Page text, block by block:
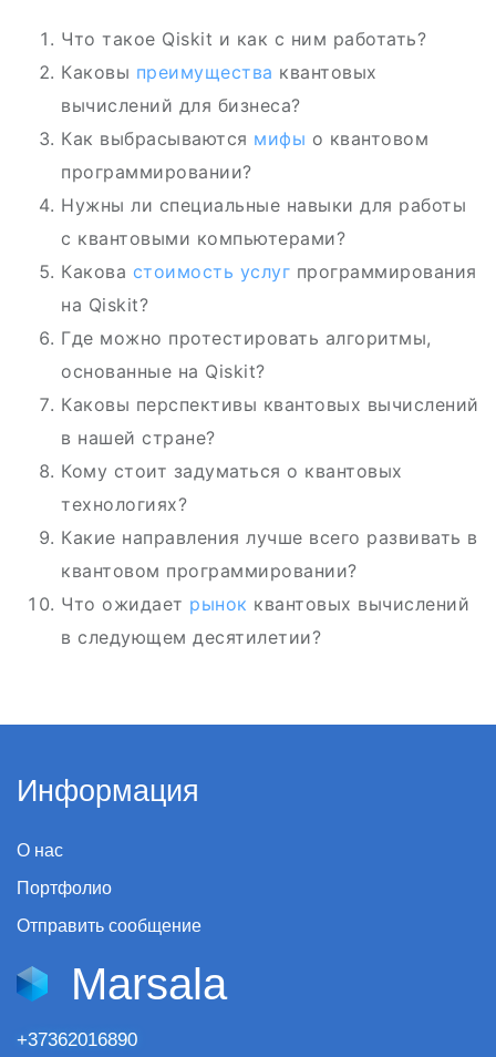
Что такое Qiskit и как с ним работать?
Каковы преимущества квантовых
вычислений для бизнеса?
Как выбрасываются мифы о квантовом
программировании?
Нужны ли специальные навыки для работы
с квантовыми компьютерами?
Какова стоимость услуг программирования
на Qiskit?
Где можно протестировать алгоритмы,
основанные на Qiskit?
Каковы перспективы квантовых вычислений
в нашей стране?
Кому стоит задуматься о квантовых
технологиях?
Какие направления лучше всего развивать в
квантовом программировании?
Что ожидает рынок квантовых вычислений
в следующем десятилетии?
Информация
О нас
Портфолио
Отправить сообщение
Marsala
+37362016890